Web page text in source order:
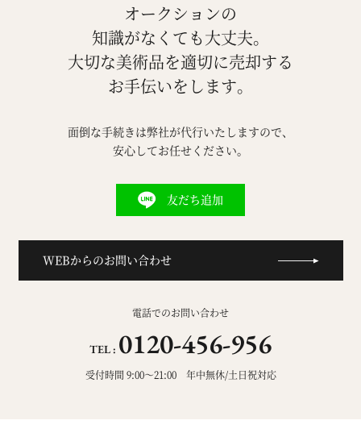
オークションの
知識がなくても大丈夫。
大切な美術品を適切に売却する
お手伝いをします。
面倒な手続きは弊社が代行いたしますので、
安心してお任せください。
友だち追加
WEBからのお問い合わせ
電話でのお問い合わせ
TEL : 0120-456-956
受付時間 9:00～21:00 年中無休/土日祝対応